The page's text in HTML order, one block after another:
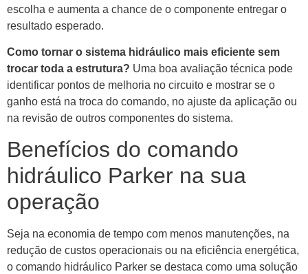
escolha e aumenta a chance de o componente entregar o
resultado esperado.
Como tornar o sistema hidráulico mais eficiente sem
trocar toda a estrutura? Uma boa avaliação técnica pode
identificar pontos de melhoria no circuito e mostrar se o
ganho está na troca do comando, no ajuste da aplicação ou
na revisão de outros componentes do sistema.
Benefícios do comando
hidráulico Parker na sua
operação
Seja na economia de tempo com menos manutenções, na
redução de custos operacionais ou na eficiência energética,
o comando hidráulico Parker se destaca como uma solução